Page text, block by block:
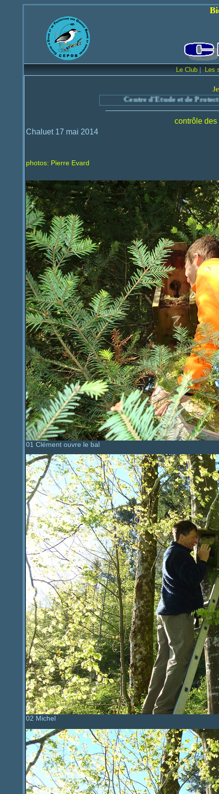
Bienvenue sur
Le Club | Les
Centre d'Etude et de Protection
contrôle
Chaluet 17 mai 2014
photos: Pierre Evard
01 Clément ouvre le bal
02 Michel